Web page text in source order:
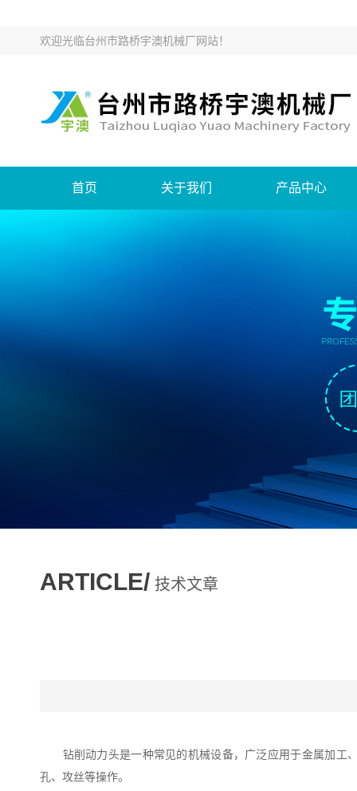
欢迎光临台州市路桥宇澳机械厂网站！
首页 关于我们 产品中心
ARTICLE/ 技术文章
钻削动力头是一种常见的机械设备，广泛应用于金属加工、
孔、攻丝等操作。